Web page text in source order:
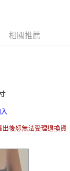
將買賣／分期付款
商店將以您的個人
及更正。
userRule
相關推薦
後恕無法受理退換貨